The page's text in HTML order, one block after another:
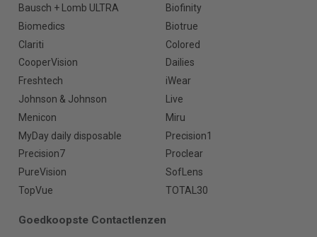
Bausch + Lomb ULTRA
Biofinity
Biomedics
Biotrue
Clariti
Colored
CooperVision
Dailies
Freshtech
iWear
Johnson & Johnson
Live
Menicon
Miru
MyDay daily disposable
Precision1
Precision7
Proclear
PureVision
SofLens
TopVue
TOTAL30
Goedkoopste Contactlenzen